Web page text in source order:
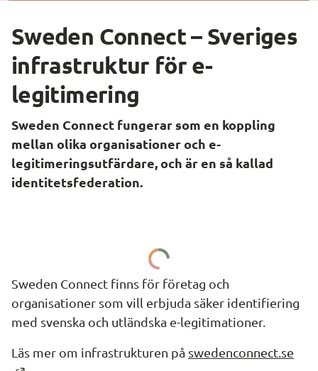
Sweden Connect – Sveriges
infrastruktur för e-
legitimering
Sweden Connect fungerar som en koppling
mellan olika organisationer och e-
legitimeringsutfärdare, och är en så kallad
identitetsfederation.
Sweden Connect finns för företag och
organisationer som vill erbjuda säker identifiering
med svenska och utländska e-legitimationer.
Läs mer om infrastrukturen på swedenconnect.se